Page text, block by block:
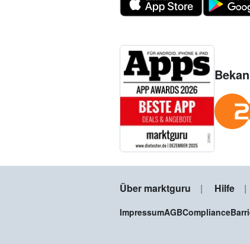
Über marktguru Hilfe
ImpressumAGBCompliance